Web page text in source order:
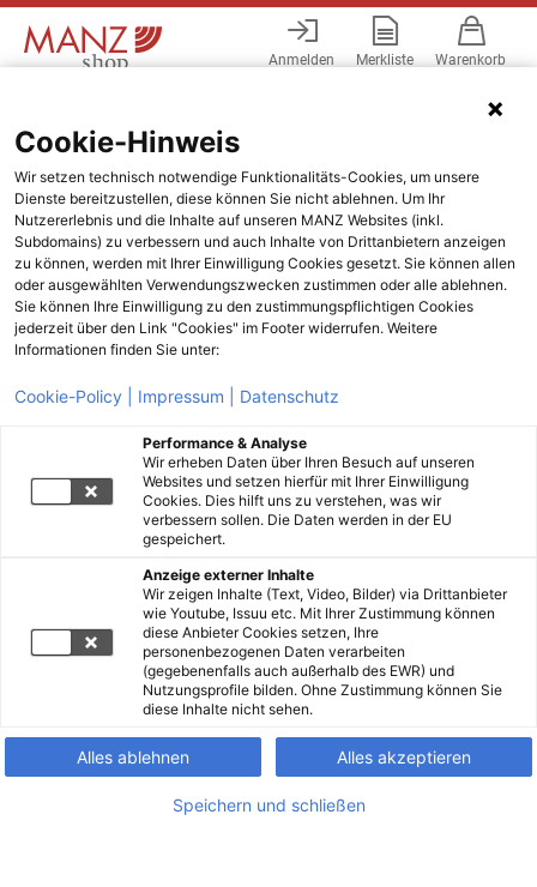
Anmelden Merkliste Warenkorb
Cookie-Hinweis
Wir setzen technisch notwendige Funktionalitäts-Cookies, um unsere
Dienste bereitzustellen, diese können Sie nicht ablehnen. Um Ihr
Nutzererlebnis und die Inhalte auf unseren MANZ Websites (inkl.
Subdomains) zu verbessern und auch Inhalte von Drittanbietern anzeigen
zu können, werden mit Ihrer Einwilligung Cookies gesetzt. Sie können allen
oder ausgewählten Verwendungszwecken zustimmen oder alle ablehnen.
Sie können Ihre Einwilligung zu den zustimmungspflichtigen Cookies
jederzeit über den Link "Cookies" im Footer widerrufen. Weitere
Informationen finden Sie unter:
Cookie-Policy | Impressum | Datenschutz
Performance & Analyse
Wir erheben Daten über Ihren Besuch auf unseren
Websites und setzen hierfür mit Ihrer Einwilligung
Cookies. Dies hilft uns zu verstehen, was wir
verbessern sollen. Die Daten werden in der EU
gespeichert.
Anzeige externer Inhalte
Wir zeigen Inhalte (Text, Video, Bilder) via Drittanbieter
wie Youtube, Issuu etc. Mit Ihrer Zustimmung können
diese Anbieter Cookies setzen, Ihre
personenbezogenen Daten verarbeiten
(gegebenenfalls auch außerhalb des EWR) und
Nutzungsprofile bilden. Ohne Zustimmung können Sie
diese Inhalte nicht sehen.
Alles ablehnen Alles akzeptieren
Speichern und schließen